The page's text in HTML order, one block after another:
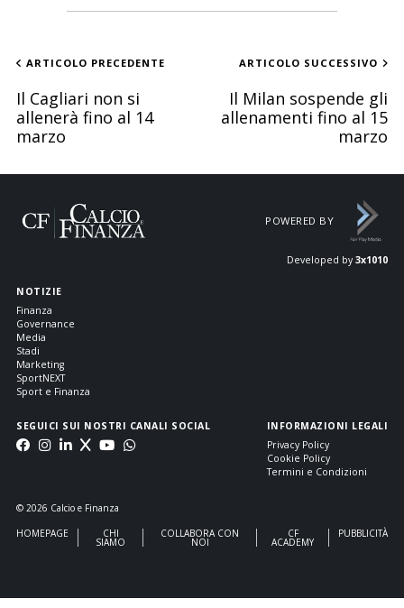
ARTICOLO PRECEDENTE
Il Cagliari non si
allenerà fino al 14
marzo
ARTICOLO SUCCESSIVO
Il Milan sospende gli
allenamenti fino al 15
marzo
POWERED BY
Developed by 3x1010
NOTIZIE
Finanza
Governance
Media
Stadi
Marketing
SportNEXT
Sport e Finanza
SEGUICI SUI NOSTRI CANALI SOCIAL
INFORMAZIONI LEGALI
Privacy Policy
Cookie Policy
Termini e Condizioni
© 2026 Calcio e Finanza
HOMEPAGE
CHI
SIAMO
COLLABORA CON
NOI
CF
ACADEMY
PUBBLICITÀ